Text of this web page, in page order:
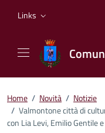
Links
Home / Novità / Notizie
/ Valmontone città di
con Lia Levi, Emilio Gentile